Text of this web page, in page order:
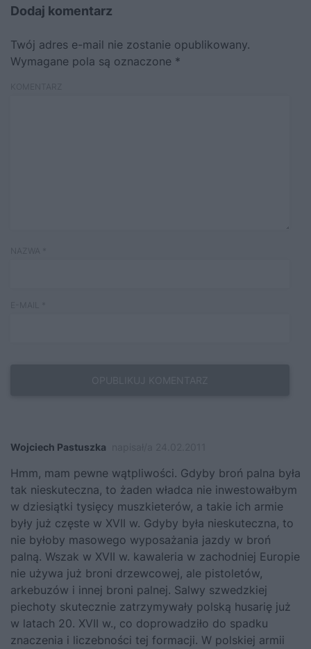
Dodaj komentarz
Twój adres e-mail nie zostanie opublikowany.
Wymagane pola są oznaczone *
Wojciech Pastuszka
Hmm, mam pewne wątpliwości. Gdyby broń palna była
tak nieskuteczna, to żaden władca nie inwestowałbym
w dziesiątki tysięcy muszkieterów, a takie ich armie
były już częste w XVII w. Gdyby była nieskuteczna, to
nie byłoby masowego wyposażania jazdy w broń
palną. Wszak w XVII w. kawaleria w zachodniej Europie
nie używa już broni drzewcowej, ale pistoletów,
arkebuzów i innej broni palnej. Salwy szwedzkiej
piechoty skutecznie zatrzymywały polską husarię już
w latach 20. XVII w., co doprowadziło do spadku
znaczenia i liczebności tej formacji. W polskiej armii